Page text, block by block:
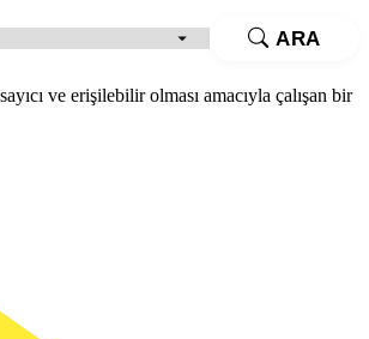
ARA
ve erişilebilir olması amacıyla çalışan bir